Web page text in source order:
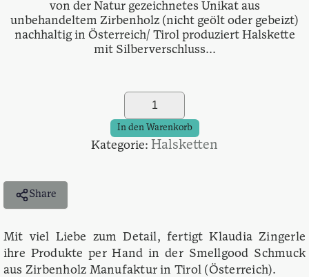
von der Natur gezeichnetes Unikat aus
unbehandeltem Zirbenholz (nicht geölt oder gebeizt)
nachhaltig in Österreich/ Tirol produziert Halskette
mit Silberverschluss...
Olivia
Liebe
Den
In den Warenkorb
Kategorie: Halsketten
Share
Mit viel Liebe zum Detail, fertigt Klaudia Zingerle
ihre Produkte per Hand in der Smellgood Schmuck
aus Zirbenholz Manufaktur in Tirol (Österreich).